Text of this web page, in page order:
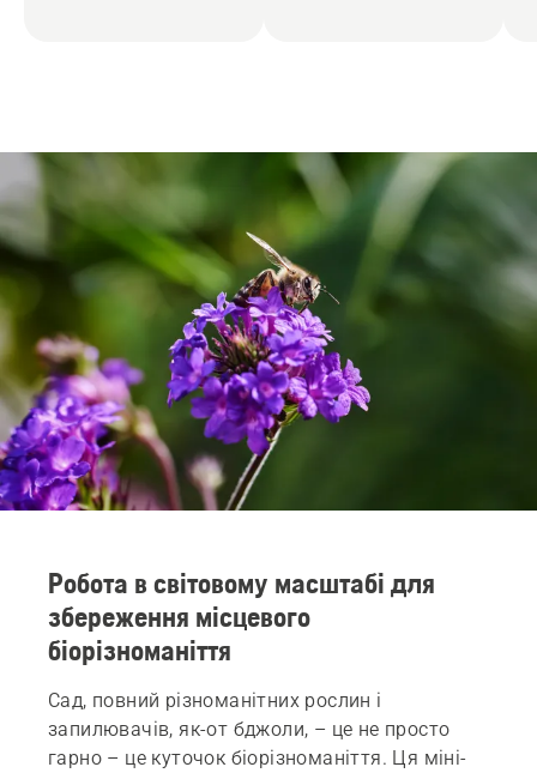
Робота в світовому масштабі для
збереження місцевого
біорізноманіття
Сад, повний різноманітних рослин і
запилювачів, як-от бджоли, – це не просто
гарно – це куточок біорізноманіття. Ця міні-